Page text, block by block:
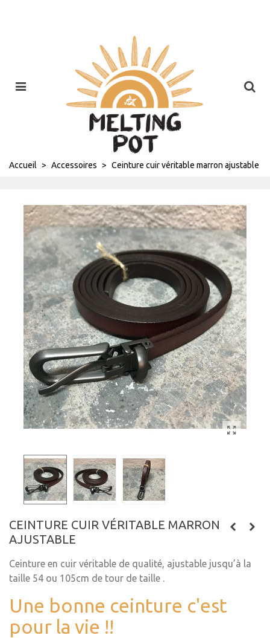
Accueil > Accessoires > Ceinture cuir véritable marron ajustable
CEINTURE CUIR VÉRITABLE MARRON
AJUSTABLE
Ceinture en cuir véritable de qualité, ajustable jusqu’à la
taille 54 ou 105cm de tour de taille .
Une bonne ceinture c'est
pour la vie !!